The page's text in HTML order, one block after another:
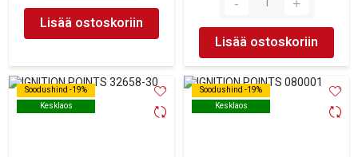
Lisää ostoskoriin
Lisää ostoskoriin
Soodushind -19%
Kesklaos
Soodushind -19%
Kesklaos
Soodushind -19%
Kesklaos
Soodushind -19%
Kesklaos